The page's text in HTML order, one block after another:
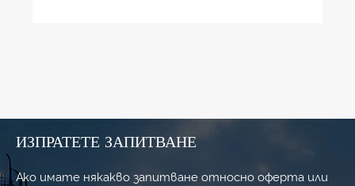
ИЗПРАТЕТЕ ЗАПИТВАНЕ
Ако имате някакво запитване относно оферта или